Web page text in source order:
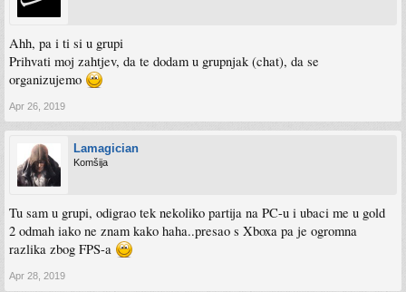
Ahh, pa i ti si u grupi
Prihvati moj zahtjev, da te dodam u grupnjak (chat), da se
organizujemo
Apr 26, 2019
Lamagician
Komšija
Tu sam u grupi, odigrao tek nekoliko partija na PC-u i ubaci me u gold
2 odmah iako ne znam kako haha..presao s Xboxa pa je ogromna
razlika zbog FPS-a
Apr 28, 2019